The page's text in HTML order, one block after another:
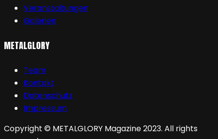
Veranstaltungen
Galerien
METALGLORY
Team
Kontakt
Datenschutz
Impressum
Copyright © METALGLORY Magazine 2023. All rights